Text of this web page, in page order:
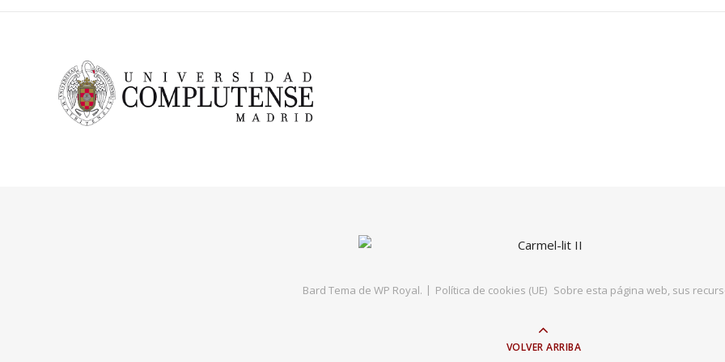
Bard Tema de WP Royal. Política de cookies (UE) Sobre esta página web, sus
VOLVER ARRIBA